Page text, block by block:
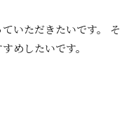
いただきたいです。 そ
めしたいです。